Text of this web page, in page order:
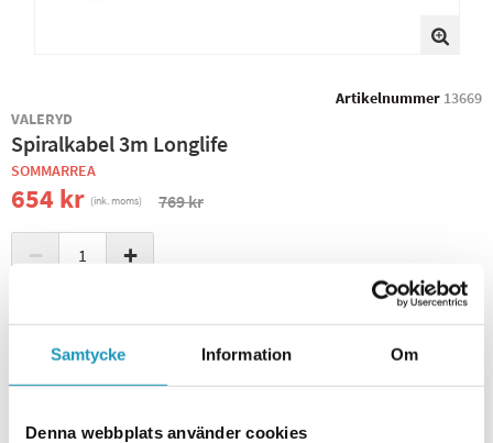
Samtycke Information Om
Denna webbplats använder cookies
Artikelnummer 13669
VALERYD
Spiralkabel 3m Longlife
SOMMARREA
654 kr (ink. moms) 769 kr
− +
ONLINELAGER
BESTÄLLNINGSVARA
Skickas inom 4-6 Arbetsdagar
BUTIKSLAGER
I LAGER